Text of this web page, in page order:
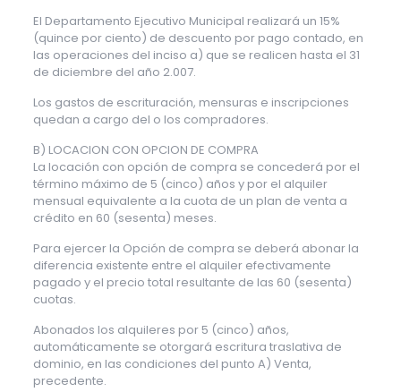
El Departamento Ejecutivo Municipal realizará un 15%
(quince por ciento) de descuento por pago contado, en
las operaciones del inciso a) que se realicen hasta el 31
de diciembre del año 2.007.
Los gastos de escrituración, mensuras e inscripciones
quedan a cargo del o los compradores.
B) LOCACION CON OPCION DE COMPRA
La locación con opción de compra se concederá por el
término máximo de 5 (cinco) años y por el alquiler
mensual equivalente a la cuota de un plan de venta a
crédito en 60 (sesenta) meses.
Para ejercer la Opción de compra se deberá abonar la
diferencia existente entre el alquiler efectivamente
pagado y el precio total resultante de las 60 (sesenta)
cuotas.
Abonados los alquileres por 5 (cinco) años,
automáticamente se otorgará escritura traslativa de
dominio, en las condiciones del punto A) Venta,
precedente.